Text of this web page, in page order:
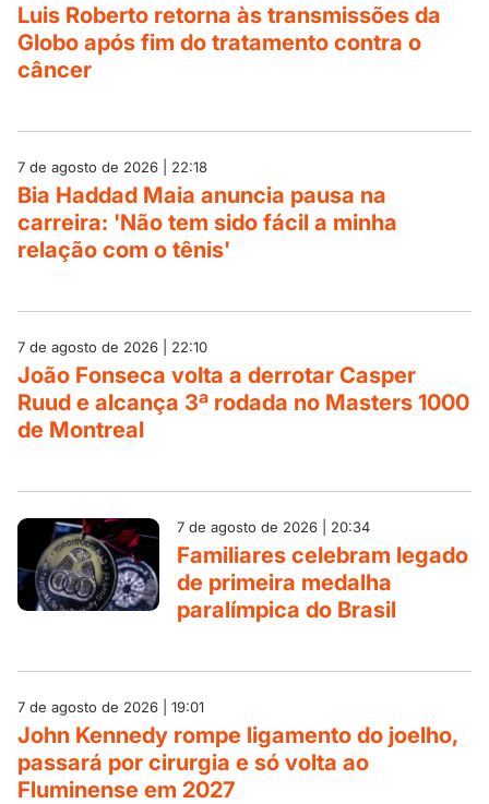
Luis Roberto retorna às transmissões da
Globo após fim do tratamento contra o
câncer
7 de agosto de 2026 | 22:18
Bia Haddad Maia anuncia pausa na
carreira: 'Não tem sido fácil a minha
relação com o tênis'
7 de agosto de 2026 | 22:10
João Fonseca volta a derrotar Casper
Ruud e alcança 3ª rodada no Masters 1000
de Montreal
7 de agosto de 2026 | 20:34
Familiares celebram legado
de primeira medalha
paralímpica do Brasil
7 de agosto de 2026 | 19:01
John Kennedy rompe ligamento do joelho,
passará por cirurgia e só volta ao
Fluminense em 2027